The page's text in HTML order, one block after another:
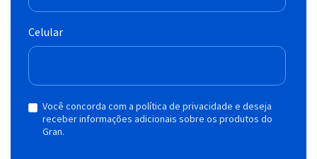
Celular
Você concorda com a política de privacidade e deseja
receber informações adicionais sobre os produtos do
Gran.